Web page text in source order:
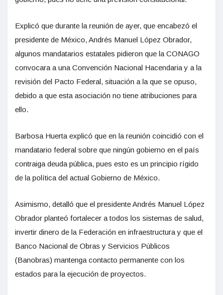
Explicó que durante la reunión de ayer, que encabezó el
presidente de México, Andrés Manuel López Obrador,
algunos mandatarios estatales pidieron que la CONAGO
convocara a una Convención Nacional Hacendaria y a la
revisión del Pacto Federal, situación a la que se opuso,
debido a que esta asociación no tiene atribuciones para
ello.
Barbosa Huerta explicó que en la reunión coincidió con el
mandatario federal sobre que ningún gobierno en el país
contraiga deuda pública, pues esto es un principio rígido
de la política del actual Gobierno de México.
Asimismo, detalló que el presidente Andrés Manuel López
Obrador planteó fortalecer a todos los sistemas de salud,
invertir dinero de la Federación en infraestructura y que el
Banco Nacional de Obras y Servicios Públicos
(Banobras) mantenga contacto permanente con los
estados para la ejecución de proyectos.